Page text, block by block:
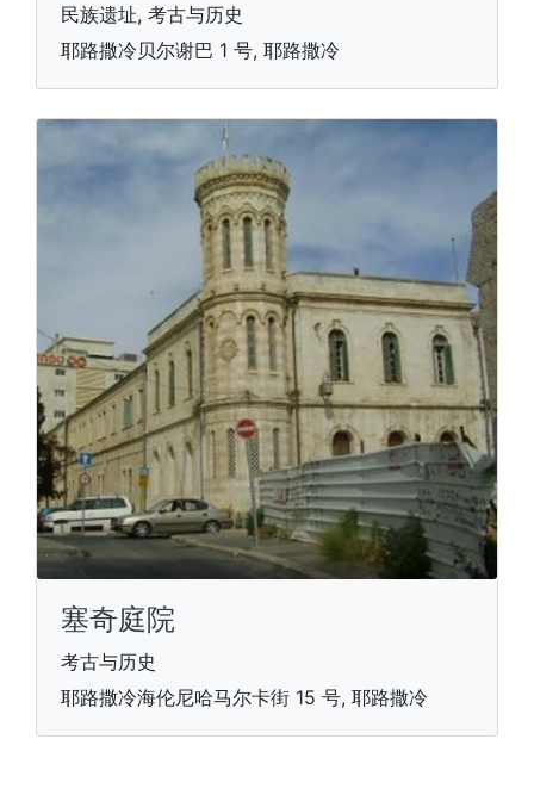
民族遗址, 考古与历史
耶路撒冷贝尔谢巴 1 号, 耶路撒冷
塞奇庭院
考古与历史
耶路撒冷海伦尼哈马尔卡街 15 号, 耶路撒冷